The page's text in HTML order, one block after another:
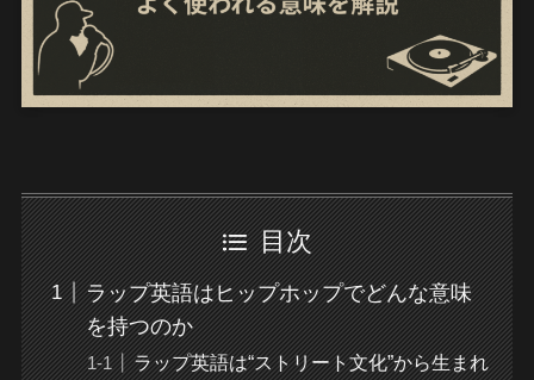
目次
ラップ英語はヒップホップでどんな意味
を持つのか
ラップ英語は“ストリート文化”から生まれ